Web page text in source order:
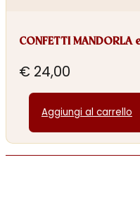
CONFETTI
€ 24,00
Aggiungi al carrello